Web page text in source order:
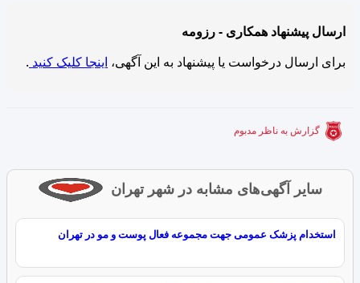
ارسال پیشنهاد همکاری - رزومه
برای ارسال درخواست یا پیشنهاد به این آگهی، اینجا کلیک کنید .
گزارش به ناظر مدبوم
سایر آگهی‌های مشابه در شهر تهران
استخدام پزشک عمومی جهت مجموعه فعال پوست و مو در تهران